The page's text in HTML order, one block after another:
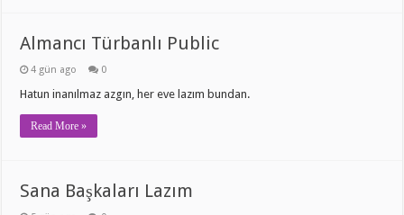
Almancı Türbanlı Public
4 gün ago 0
Hatun inanılmaz azgın, her eve lazım bundan.
Read More »
Sana Başkaları Lazım